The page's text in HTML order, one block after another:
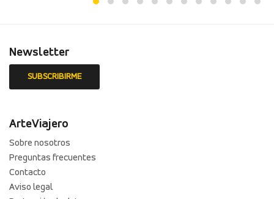
Newsletter
ArteViajero
Sobre nosotros
Preguntas frecuentes
Contacto
Aviso legal